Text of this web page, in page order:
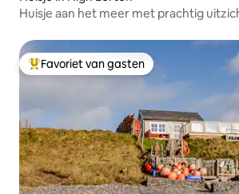
Huisje aan het meer met prachtig
Topfavoriet van gasten
Favoriet van gasten